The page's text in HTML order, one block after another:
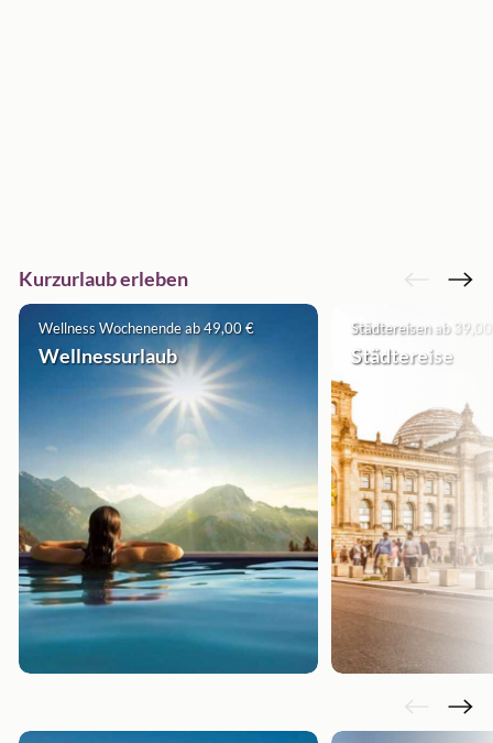
Kurzurlaub erleben
Wellness Wochenende ab 49,00 €
Wellnessurlaub
Städtereisen ab
Städtereise